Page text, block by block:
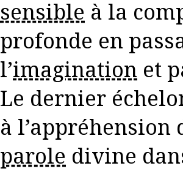
sensible à la
profonde en
l’imagination et
Le dernier
à l’appréhension
parole divine